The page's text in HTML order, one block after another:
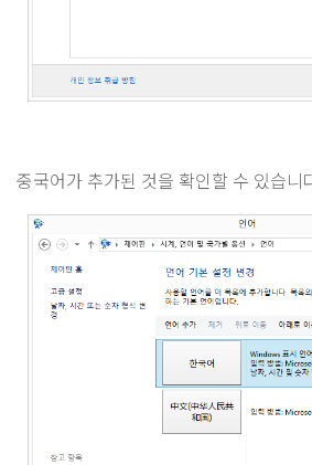
중국어가 추가된 것을 확인할 수 있습니